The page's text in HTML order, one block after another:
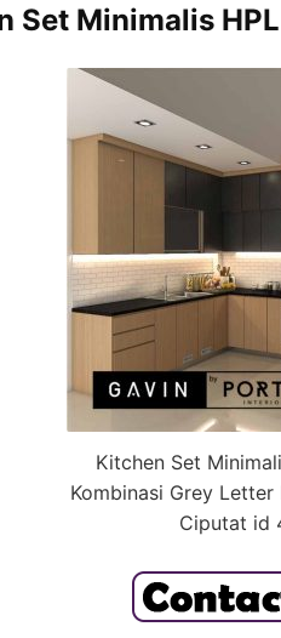
Set Minimalis
Kitchen Set
Kombinasi Grey Letter
Ciputat id